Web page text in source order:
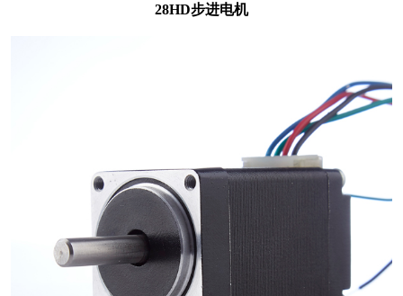
28HD步进电机